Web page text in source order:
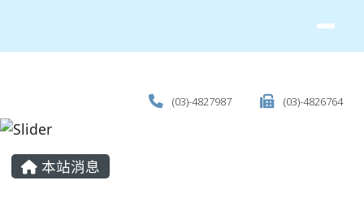
(03)-4827987 (03)-4826764
主內容區域
本站消息